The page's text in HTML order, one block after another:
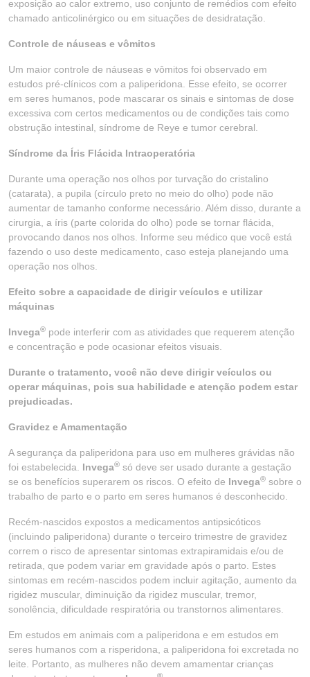
exposição ao calor extremo, uso conjunto de remédios com efeito
chamado anticolinérgico ou em situações de desidratação.
Controle de náuseas e vômitos
Um maior controle de náuseas e vômitos foi observado em
estudos pré-clínicos com a paliperidona. Esse efeito, se ocorrer
em seres humanos, pode mascarar os sinais e sintomas de dose
excessiva com certos medicamentos ou de condições tais como
obstrução intestinal, síndrome de Reye e tumor cerebral.
Síndrome da Íris Flácida Intraoperatória
Durante uma operação nos olhos por turvação do cristalino
(catarata), a pupila (círculo preto no meio do olho) pode não
aumentar de tamanho conforme necessário. Além disso, durante a
cirurgia, a íris (parte colorida do olho) pode se tornar flácida,
provocando danos nos olhos. Informe seu médico que você está
fazendo o uso deste medicamento, caso esteja planejando uma
operação nos olhos.
Efeito sobre a capacidade de dirigir veículos e utilizar
máquinas
Invega® pode interferir com as atividades que requerem atenção
e concentração e pode ocasionar efeitos visuais.
Durante o tratamento, você não deve dirigir veículos ou
operar máquinas, pois sua habilidade e atenção podem estar
prejudicadas.
Gravidez e Amamentação
A segurança da paliperidona para uso em mulheres grávidas não
foi estabelecida. Invega® só deve ser usado durante a gestação
se os benefícios superarem os riscos. O efeito de Invega® sobre o
trabalho de parto e o parto em seres humanos é desconhecido.
Recém-nascidos expostos a medicamentos antipsicóticos
(incluindo paliperidona) durante o terceiro trimestre de gravidez
correm o risco de apresentar sintomas extrapiramidais e/ou de
retirada, que podem variar em gravidade após o parto. Estes
sintomas em recém-nascidos podem incluir agitação, aumento da
rigidez muscular, diminuição da rigidez muscular, tremor,
sonolência, dificuldade respiratória ou transtornos alimentares.
Em estudos em animais com a paliperidona e em estudos em
seres humanos com a risperidona, a paliperidona foi excretada no
leite. Portanto, as mulheres não devem amamentar crianças